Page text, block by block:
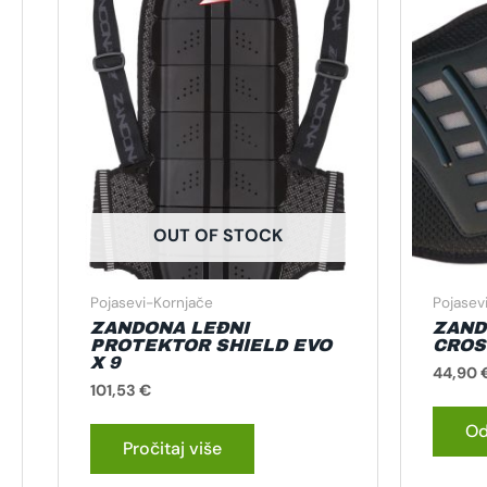
OUT OF STOCK
Pojasevi-Kornjače
ZANDONA LEĐNI
PROTEKTOR SHIELD EVO
X 9
101,53€
Pročitaj više
44,90